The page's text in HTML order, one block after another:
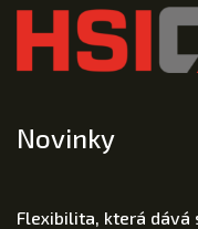
Novinky
Flexibilita, která dává